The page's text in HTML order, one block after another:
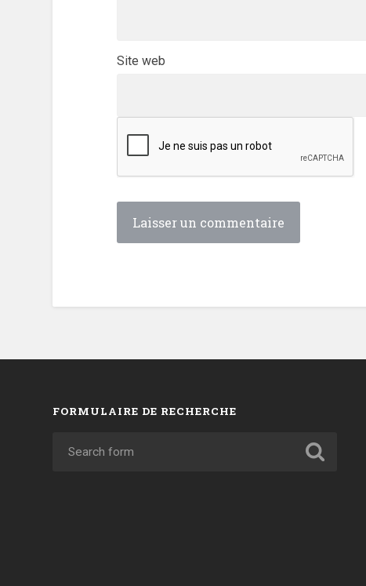
Site web
FORMULAIRE DE RECHERCHE